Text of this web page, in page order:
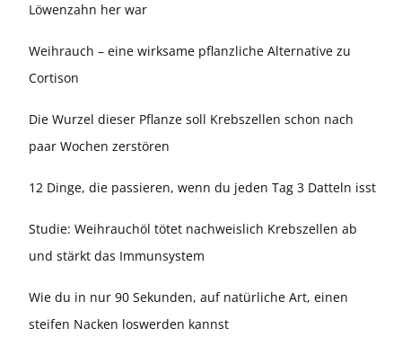
Löwenzahn her war
Weihrauch – eine wirksame pflanzliche Alternative zu
Cortison
Die Wurzel dieser Pflanze soll Krebszellen schon nach
paar Wochen zerstören
12 Dinge, die passieren, wenn du jeden Tag 3 Datteln isst
Studie: Weihrauchöl tötet nachweislich Krebszellen ab
und stärkt das Immunsystem
Wie du in nur 90 Sekunden, auf natürliche Art, einen
steifen Nacken loswerden kannst